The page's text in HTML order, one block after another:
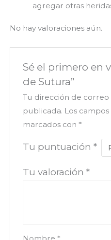
agregar otras
No hay valoraciones aún.
Sé el primero en
de Sutura”
Tu dirección de
publicada. Los
marcados con *
Tu puntuación *
Tu valoración *
Nombre *